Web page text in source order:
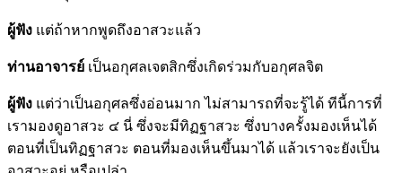
ผู้ฟัง แต่ถ้าหากพูดถึงอาสวะแล้ว
ท่านอาจารย์ เป็นอกุศลเจตสิกซึ่งเกิดร่วมกับอกุศลจิต
ผู้ฟัง แต่ว่าเป็นอกุศลซึ่งอ่อนมาก ไม่สามารถที่จะรู้ได้ ทีนี้การที่
เรามองดูอาสวะ ๔ นี่ ซึ่งจะมีทิฏฐาสวะ ซึ่งบางครั้งมองเห็นได้
ตอนที่เป็นทิฏฐาสวะ ตอนที่มองเห็นขึ้นมาได้ แล้วเราจะยังเป็น